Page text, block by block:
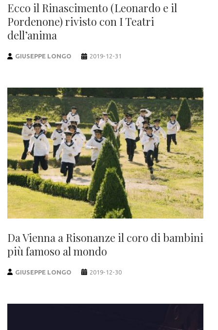
Ecco il Rinascimento (Leonardo e il
Pordenone) rivisto con I Teatri
dell’anima
GIUSEPPE LONGO 2019-12-31
Da Vienna a Risonanze il coro di bambini
più famoso al mondo
GIUSEPPE LONGO 2019-12-30